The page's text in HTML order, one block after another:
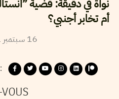
نواة في دقيقة: قضية
أم تخابر أجنبي؟
16سبتمبر
VOUS